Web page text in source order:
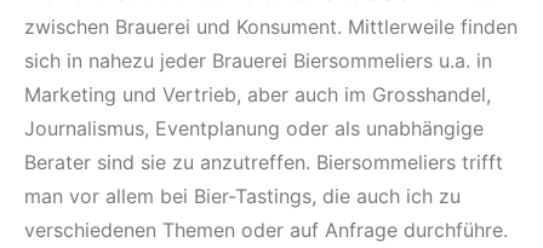
zwischen Brauerei und Konsument. Mittlerweile finden
sich in nahezu jeder Brauerei Biersommeliers u.a. in
Marketing und Vertrieb, aber auch im Grosshandel,
Journalismus, Eventplanung oder als unabhängige
Berater sind sie zu anzutreffen. Biersommeliers trifft
man vor allem bei Bier-Tastings, die auch ich zu
verschiedenen Themen oder auf Anfrage durchführe.